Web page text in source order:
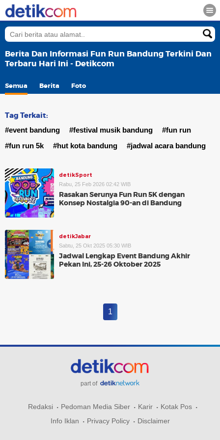
Berita Dan Informasi Fun Run Bandung Terkini Dan
Terbaru Hari Ini - Detikcom
Semua Berita Foto
Tag Terkait:
#event bandung #festival musik bandung
#fun run
#fun run 5k
#hut kota bandung #jadwal acara bandung
detikSport
Rabu, 25 Feb 2026 02:42 WIB
Rasakan Serunya Fun Run 5K dengan
Konsep Nostalgia 90-an di Bandung
detikJabar
Sabtu, 25 Okt 2025 05:30 WIB
Jadwal Lengkap Event Bandung Akhir
Pekan Ini, 25-26 Oktober 2025
1
part of
Redaksi Pedoman Media Siber Karir
Kotak Pos
Info Iklan
Privacy Policy Disclaimer